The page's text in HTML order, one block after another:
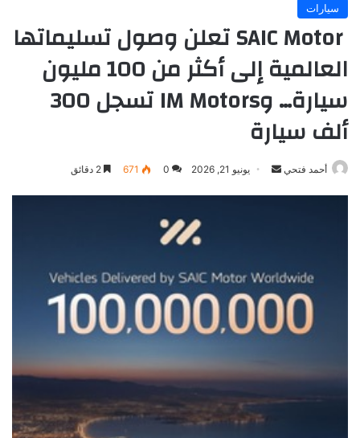
سيارات
‏ SAIC Motor تعلن وصول تسليماتها
العالمية إلى أكثر من 100 مليون
سيارة… وIM Motors تسجل 300
ألف سيارة
أحمد فتحي
أرسل يونيو 21, 2026 0
671